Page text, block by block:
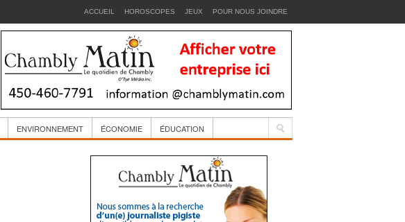
ACCUEIL HOROSCOPES JEUX POUR NOUS JOINDRE
ENVIRONNEMENT ÉCONOMIE ÉDUCATION